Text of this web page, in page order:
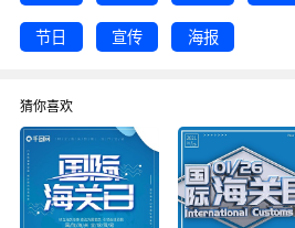
节日 宣传 海报
猜你喜欢